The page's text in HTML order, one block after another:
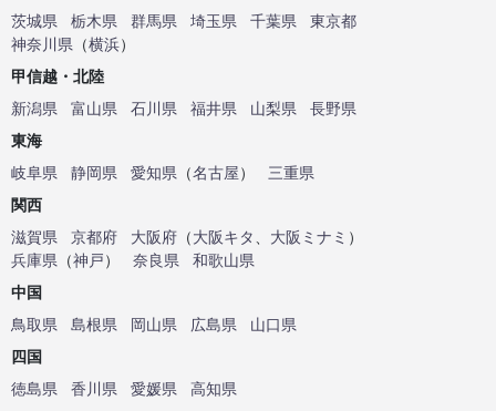
茨城県
栃木県 群馬県 埼玉県 千葉県
東京都
神奈川県 （横浜）
甲信越・北陸
新潟県
富山県 石川県 福井県 山梨県
長野県
東海
岐阜県
静岡県 愛知県 （名古屋）
三重県
関西
滋賀県
京都府 大阪府 （大阪キタ 大阪ミナミ ）
兵庫県 （神戸） 奈良県
和歌山県
中国
鳥取県
島根県 岡山県 広島県
山口県
四国
徳島県
香川県 愛媛県
高知県